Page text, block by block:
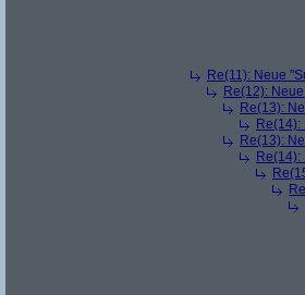
Re(11): Neue
Re(12):
Re(13):
Re(13):